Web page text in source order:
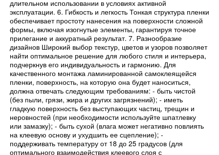
длительном использовании в условиях активной
эксплуатации. 6. Гибкость и легкость Тонкая структура пленки
обеспечивает простоту нанесения на поверхности сложной
формы, включая изогнутые элементы, гарантируя точное
прилегание и аккуратный результат. 7. Разнообразие
дизайнов Широкий выбор текстур, цветов и узоров позволяет
найти оптимальное решение для любого стиля и интерьера,
подчеркнув его индивидуальность и гармонию. Для
качественного монтажа ламинированной самоклеящейся
пленки, поверхность, на которую она будет наноситься,
должна отвечать следующим требованиям: - быть чистой
(без пыли, грязи, жира и других загрязнений); - иметь
гладкую поверхность без выступающих частиц, трещин и
неровностей (при необходимости используйте шпатлевку
или замазку); - быть сухой (влага может негативно повлиять
на клеевую основу и ухудшить ее сцепление); -
поддерживать температуру от 18 до 25 градусов (для
оптимального взаимодействия клеевого слоя с